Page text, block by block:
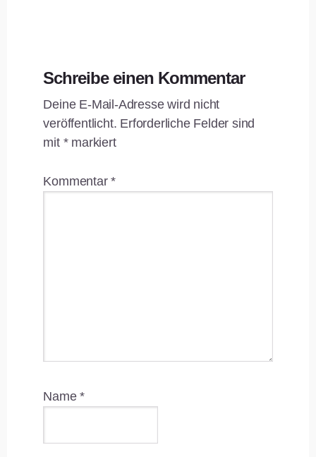
Interaktionen
Schreibe einen Kommentar
Deine E-Mail-Adresse wird nicht
veröffentlicht. Erforderliche Felder sind
mit *markiert
Kommentar*
Name*